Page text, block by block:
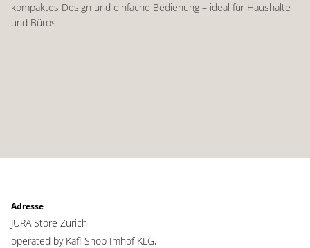
kompaktes Design und einfache Bedienung – ideal für Haushalte
und Büros.
Adresse
JURA Store Zürich
operated by Kafi-Shop Imhof KLG,